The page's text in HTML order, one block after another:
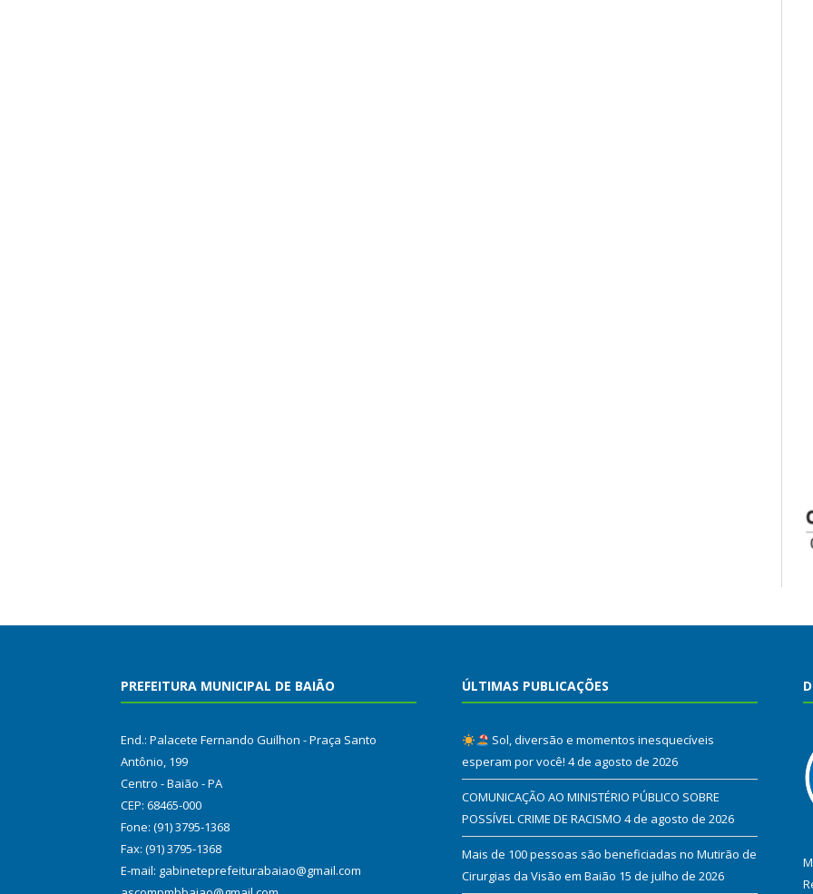
PREFEITURA MUNICIPAL DE BAIÃO
End.: Palacete Fernando Guilhon - Praça Santo
Antônio, 199
Centro - Baião - PA
CEP: 68465-000
Fone: (91) 3795-1368
Fax: (91) 3795-1368
E-mail: gabineteprefeiturabaiao@gmail.com
ÚLTIMAS PUBLICAÇÕES
Sol, diversão e momentos inesquecíveis
esperam por você! 4 de agosto de 2026
COMUNICAÇÃO AO MINISTÉRIO PÚBLICO SOBRE
POSSÍVEL CRIME DE RACISMO 4 de agosto de 2026
Mais de 100 pessoas são beneficiadas no Mutirão de
Cirurgias da Visão em Baião 15 de julho de 2026